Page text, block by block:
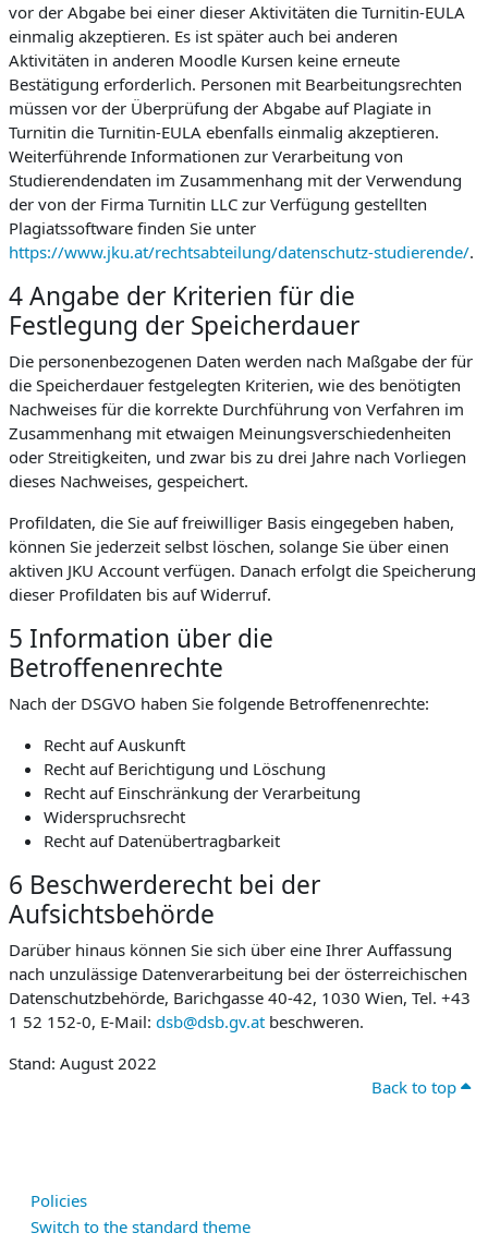
vor der Abgabe bei einer dieser Aktivitäten die Turnitin-EULA
einmalig akzeptieren. Es ist später auch bei anderen
Aktivitäten in anderen Moodle Kursen keine erneute
Bestätigung erforderlich. Personen mit Bearbeitungsrechten
müssen vor der Überprüfung der Abgabe auf Plagiate in
Turnitin die Turnitin-EULA ebenfalls einmalig akzeptieren.
Weiterführende Informationen zur Verarbeitung von
Studierendendaten im Zusammenhang mit der Verwendung
der von der Firma Turnitin LLC zur Verfügung gestellten
Plagiatssoftware finden Sie unter
https://www.jku.at/rechtsabteilung/datenschutz-studierende/.
4 Angabe der Kriterien für die
Festlegung der Speicherdauer
Die personenbezogenen Daten werden nach Maßgabe der für
die Speicherdauer festgelegten Kriterien, wie des benötigten
Nachweises für die korrekte Durchführung von Verfahren im
Zusammenhang mit etwaigen Meinungsverschiedenheiten
oder Streitigkeiten, und zwar bis zu drei Jahre nach Vorliegen
dieses Nachweises, gespeichert.
Profildaten, die Sie auf freiwilliger Basis eingegeben haben,
können Sie jederzeit selbst löschen, solange Sie über einen
aktiven JKU Account verfügen. Danach erfolgt die Speicherung
dieser Profildaten bis auf Widerruf.
5 Information über die
Betroffenenrechte
Nach der DSGVO haben Sie folgende Betroffenenrechte:
Recht auf Auskunft
Recht auf Berichtigung und Löschung
Recht auf Einschränkung der Verarbeitung
Widerspruchsrecht
Recht auf Datenübertragbarkeit
6 Beschwerderecht bei der
Aufsichtsbehörde
Darüber hinaus können Sie sich über eine Ihrer Auffassung
nach unzulässige Datenverarbeitung bei der österreichischen
Datenschutzbehörde, Barichgasse 40-42, 1030 Wien, Tel. +43
1 52 152-0, E-Mail: dsb@dsb.gv.at beschweren.
Stand: August 2022
Back to top
Policies
Switch to the standard theme